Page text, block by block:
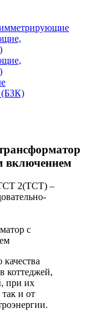
(БЗК)
включением
2(ТСТ) –
с
коттеджей,
при их
и от